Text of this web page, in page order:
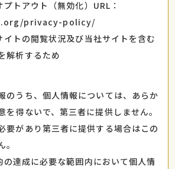
トアウト（無効化）URL：
privacy-policy/
トの閲覧状況及び当社サイトを含む
解析するため
のうち、個人情報については、あらか
を得ないで、第三者に提供しません。
要があり第三者に提供する場合はこの
達成に必要な範囲内において個人情